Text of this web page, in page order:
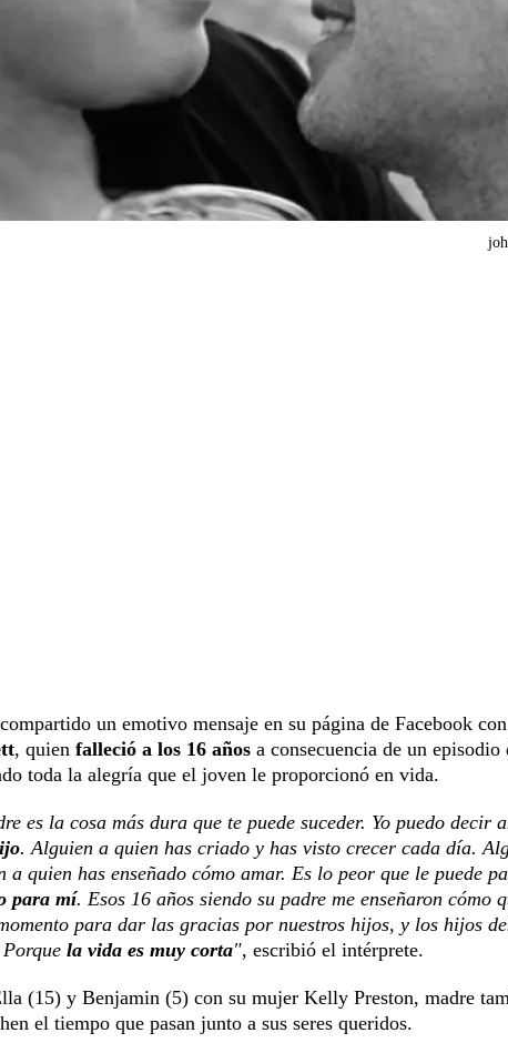
un emotivo mensaje en su página de Facebook
, quien falleció a los 16 años a consecuencia de un
toda la alegría que el joven le proporcionó en vida.
es la cosa más dura que te puede suceder. Yo puedo decir
. Alguien a quien has criado y has visto crecer cada día.
quien has enseñado cómo amar. Es lo peor que le puede
para mí. Esos 16 años siendo su padre me enseñaron cómo
para dar las gracias por nuestros hijos, y los hijos
la vida es muy corta", escribió el intérprete.
(15) y Benjamin (5) con su mujer Kelly Preston, madre
el tiempo que pasan junto a sus seres queridos.